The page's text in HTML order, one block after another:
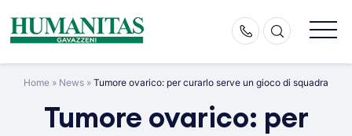
content
Home » News » Tumore ovarico: per curarlo serve un gioco di squadra
Tumore ovarico: per